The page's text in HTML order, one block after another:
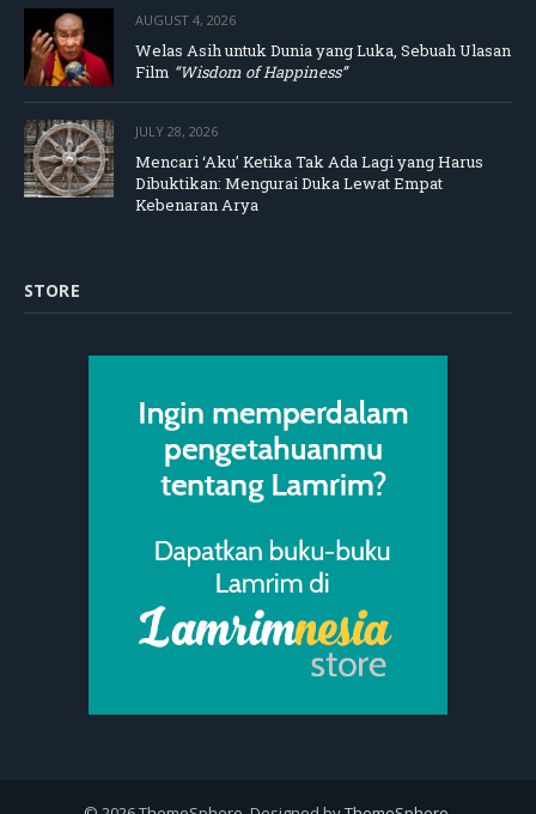
AUGUST 4, 2026
Welas Asih untuk Dunia yang Luka, Sebuah Ulasan
Film “Wisdom of Happiness”
JULY 28, 2026
Mencari ‘Aku’ Ketika Tak Ada Lagi yang Harus
Dibuktikan: Mengurai Duka Lewat Empat
Kebenaran Arya
STORE